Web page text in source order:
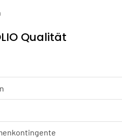
Qualität